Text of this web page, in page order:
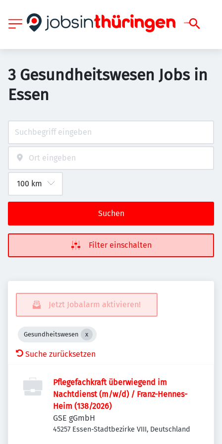
3 Gesundheitswesen Jobs in
Essen
Suchen
Filter einschalten
Jetzt Jobalarm aktivieren!
Gesundheitswesen
Suche zurücksetzen
Pflegefachkraft überwiegend im
Nachtdienst (m/w/d) / Franz-Hennes-
Heim (138/2026)
GSE gGmbH
45257 Essen-Stadtbezirke VIII, Deutschland